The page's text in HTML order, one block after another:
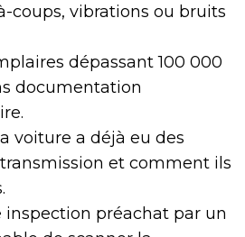
coups, vibrations ou bruits
dépassant 100 000
documentation
voiture a déjà eu des
et comment ils
inspection préachat par un